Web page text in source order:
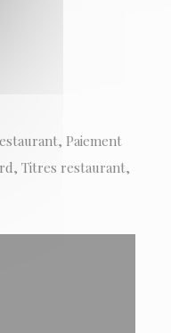
Paiement
Titres restaurant,